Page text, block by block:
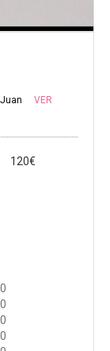
VER
120€